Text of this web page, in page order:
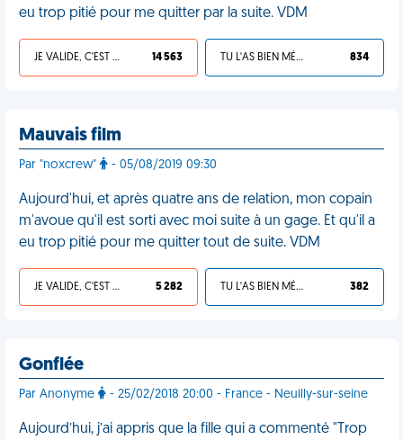
eu trop pitié pour me quitter par la suite. VDM
JE VALIDE, C'EST UNE VDM 14 563 TU L'AS BIEN MÉRITÉ 834
Mauvais film
Par "noxcrew" - 05/08/2019 09:30
Aujourd'hui, et après quatre ans de relation, mon copain
m'avoue qu'il est sorti avec moi suite à un gage. Et qu'il a
eu trop pitié pour me quitter tout de suite. VDM
JE VALIDE, C'EST UNE VDM 5 282 TU L'AS BIEN MÉRITÉ 382
Gonflée
Par Anonyme - 25/02/2018 20:00 - France - Neuilly-sur-seine
Aujourd’hui, j’ai appris que la fille qui a commenté "Trop